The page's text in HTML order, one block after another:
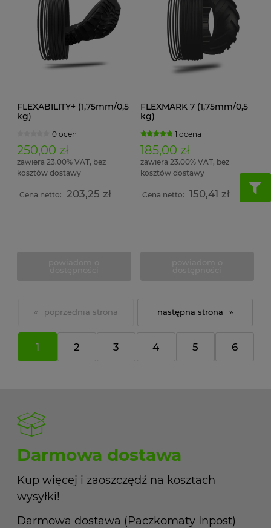
FLEXABILITY+ (1,75mm/0,5
kg)
0 ocen
250,00 zł
zawiera 23.00% VAT, bez
kosztów dostawy
Cena netto: 203,25 zł
FLEXMARK 7 (1,75mm/0,5
kg)
1 ocena
185,00 zł
zawiera 23.00% VAT, bez
kosztów dostawy
Cena netto: 150,41 zł
«
1 2 3 4 5 6
»
Darmowa dostawa
Kup więcej i zaoszczędź na kosztach
wysyłki!
Darmowa dostawa (Paczkomaty Inpost)